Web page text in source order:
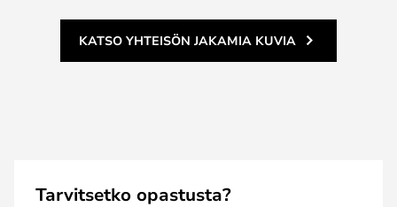
KATSO YHTEISÖN JAKAMIA KUVIA
Tarvitsetko opastusta?